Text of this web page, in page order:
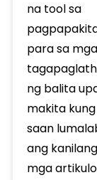
na tool sa
para sa mga
ng balita
makita kung
saan
ang kanilang
mga